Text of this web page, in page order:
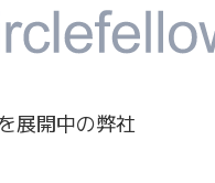
展開中の弊社